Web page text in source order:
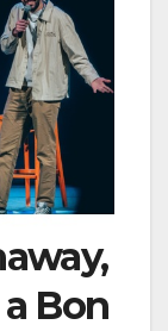
Bon